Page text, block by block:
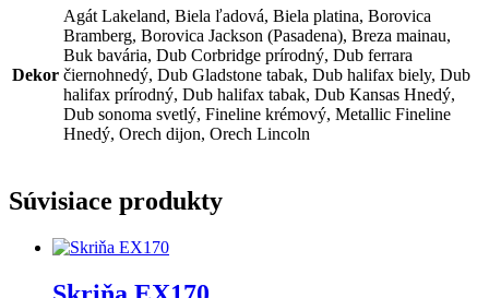
môžete
vybrať
na
stránke
produktu.
Dekor
Agát Lakeland, Biela ľadová, Biela platina, Borovica
Bramberg, Borovica Jackson (Pasadena), Breza mainau,
Buk bavária, Dub Corbridge prírodný, Dub ferrara
čiernohnedý, Dub Gladstone tabak, Dub halifax biely, Dub
halifax prírodný, Dub halifax tabak, Dub Kansas Hnedý,
Dub sonoma svetlý, Fineline krémový, Metallic Fineline
Hnedý, Orech dijon, Orech Lincoln
Súvisiace produkty